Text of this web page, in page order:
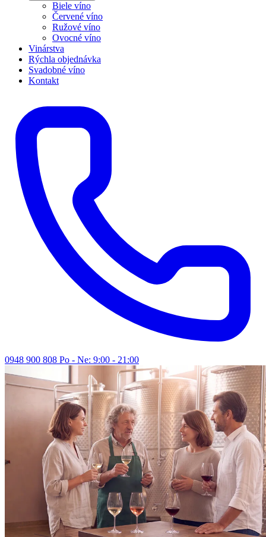
Biele víno
Červené víno
Ružové víno
Ovocné víno
Vinárstva
Rýchla objednávka
Svadobné víno
Kontakt
0948 900 808 Po - Ne: 9:00 - 21:00